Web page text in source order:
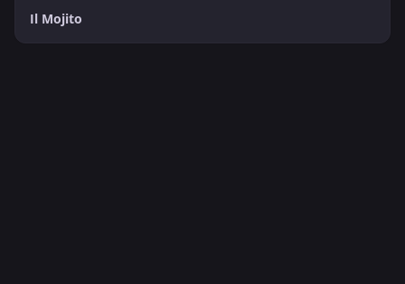
Il Mojito